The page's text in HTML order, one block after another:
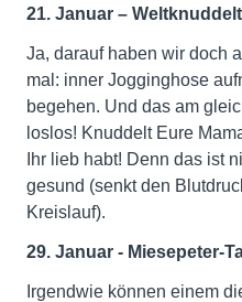
21. Januar –
Ja, darauf haben wir doch
mal: inner Jogginghose
begehen. Und das am
loslos! Knuddelt Eure
Ihr lieb habt! Denn das ist
gesund (senkt den
Kreislauf).
29. Januar - Miesepeter-
Irgendwie können einem